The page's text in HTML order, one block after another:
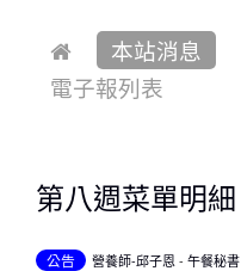
本站消息
電子報列表
第八週菜單明細
公告 營養師-邱子恩 - 午餐秘書